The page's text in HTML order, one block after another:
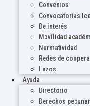
Convenios
Convocatorias
De interés
Movilidad
Normatividad
Redes de
Lazos
Ayuda
Directorio
Derechos